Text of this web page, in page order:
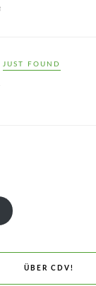
JUST FOUND
ÜBER CDV!